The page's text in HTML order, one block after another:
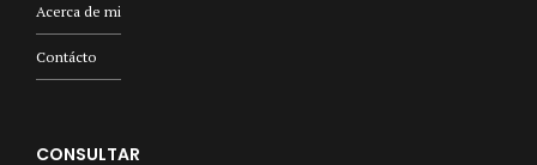
Acerca de mi
Contácto
CONSULTAR